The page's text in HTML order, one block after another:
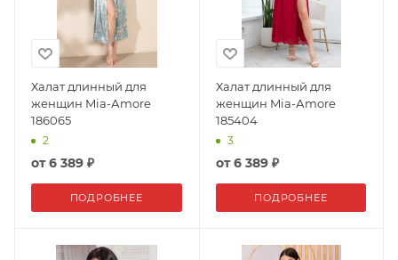
Халат длинный для
женщин Mia-Аmore
186065
2
от6 389 ₽
ПОДРОБНЕЕ
Халат длинный для
женщин Mia-Аmore
185404
3
от6 389 ₽
ПОДРОБНЕЕ